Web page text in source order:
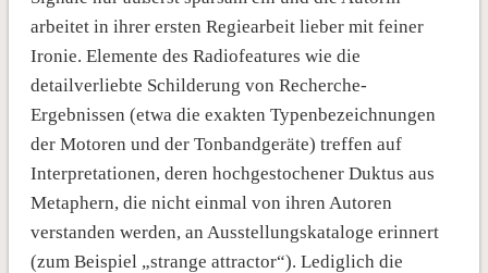
arbeitet in ihrer ersten Regiearbeit lieber mit feiner
Ironie. Elemente des Radiofeatures wie die
detailverliebte Schilderung von Recherche-
Ergebnissen (etwa die exakten Typenbezeichnungen
der Motoren und der Tonbandgeräte) treffen auf
Interpretationen, deren hochgestochener Duktus aus
Metaphern, die nicht einmal von ihren Autoren
verstanden werden, an Ausstellungskataloge erinnert
(zum Beispiel „strange attractor“). Lediglich die